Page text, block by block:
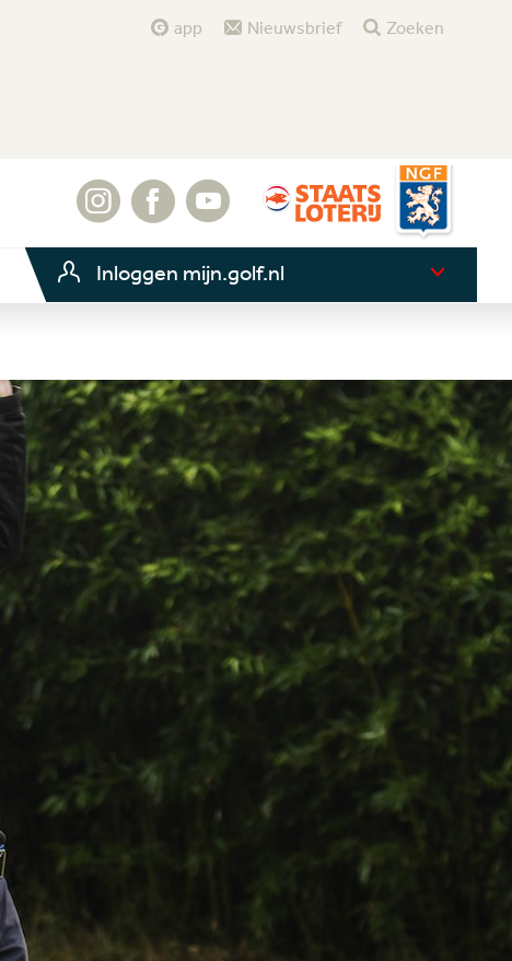
app Nieuwsbrief Zoeken
Inloggen mijn.golf.nl